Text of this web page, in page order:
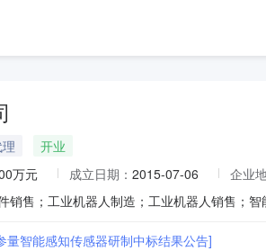
开业
万元 成立日期： 2015-07-06 企业
量智能感知传感器研制中标结果公告]